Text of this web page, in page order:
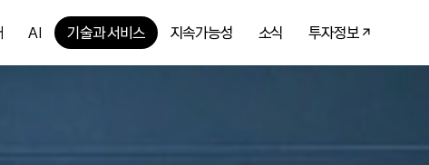
AI 기술과 서비스 지속가능성 소식 투자정보